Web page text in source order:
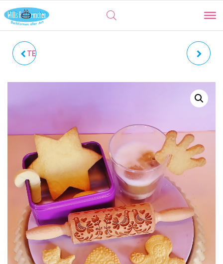
TEA-TIME | PRÄGEWALZE
PRÄGEWALZE GRAVIERTE
TEIGROLLE